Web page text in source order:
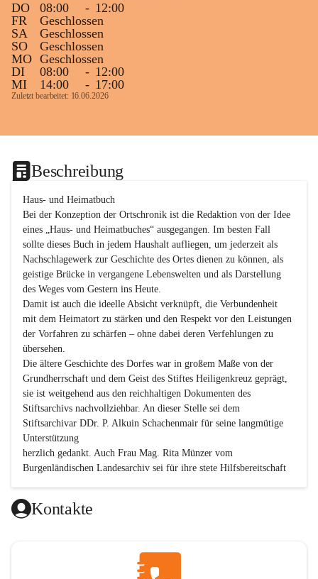
DO 08:00 - 12:00
FR
Geschlossen
SA
Geschlossen
SO
Geschlossen
MO Geschlossen
DI
08:00 - 12:00
MI
14:00 - 17:00
Zuletzt bearbeitet: 16.06.2026
Beschreibung
Haus- und Heimatbuch
Bei der Konzeption der Ortschronik ist die Redaktion von der Idee
eines „Haus- und Heimatbuches“ ausgegangen. Im besten Fall
sollte dieses Buch in jedem Haushalt aufliegen, um jederzeit als
Nachschlagewerk zur Geschichte des Ortes dienen zu können, als
geistige Brücke in vergangene Lebenswelten und als Darstellung
des Weges vom Gestern ins Heute.
Damit ist auch die ideelle Absicht verknüpft, die Verbundenheit
mit dem Heimatort zu stärken und den Respekt vor den Leistungen
der Vorfahren zu schärfen – ohne dabei deren Verfehlungen zu
übersehen.
Die ältere Geschichte des Dorfes war in großem Maße von der
Grundherrschaft und dem Geist des Stiftes Heiligenkreuz geprägt,
sie ist weitgehend aus den reichhaltigen Dokumenten des
Stiftsarchivs nachvollziehbar. An dieser Stelle sei dem
Stiftsarchivar DDr. P. Alkuin Schachenmair für seine langmütige
Unterstützung
herzlich gedankt. Auch Frau Mag. Rita Münzer vom
Burgenländischen Landesarchiv sei für ihre stete Hilfsbereitschaft
Dank gilt den Textautoren dieser Chronik, dem kleinen
Redaktionsteam, für die gute Zusammenarbeit.
gedankt werden, die durch ihre Erinnerungen, Informationen und
durch das Überlassen von Fotos und Dokumenten zum Gesamtbild
Kontakte